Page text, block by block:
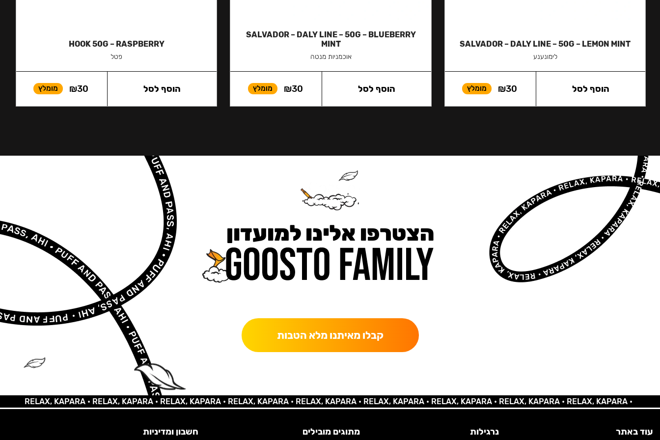
SALVADOR – DALY LINE – 50G – LEMON MINT
לימונענע
₪30 מומלץ הוסף לסל
SALVADOR – DALY LINE – 50G – BLUEBERRY
MINT
אוכמניות מנטה
₪30 מומלץ הוסף לסל
HOOK 50G – RASPBERRY
פטל
₪30 מומלץ הוסף לסל
הצטרפו אלינו למועדון
קבלו מאיתנו מלא הטבות
KAPARA •RELAX, KAPARA •RELAX, KAPARA •RELAX, KAPARA •RELAX, KAPARA •RELAX, KAPARA •RELAX, KAPARA •RELAX, KAPARA •RELAX, KAPARA •
עוד באתר נרגילות מתוגים מובילים חשבון ומדיניות